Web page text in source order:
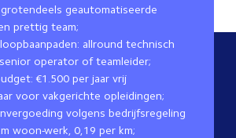
geautomatiseerde
prettig team;
allround technisch
operator of teamleider;
€1.500 per jaar vrij
voor vakgerichte opleidingen;
volgens bedrijfsregeling
woon-werk, 0,19 per km;